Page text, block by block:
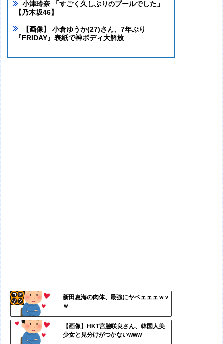
小津玲奈 「すごく久しぶりのプールでした」
【乃木坂46】
【画像】 小倉ゆうか(27)さん、7年ぶり
『FRIDAY』表紙で神ボディ大解放
新田恵海の肉体、最強にヤベェェェｗｗ
ｗ
【画像】HKT宮脇咲良さん、韓国人美
少女と見分けがつかないwww
コテ
リン